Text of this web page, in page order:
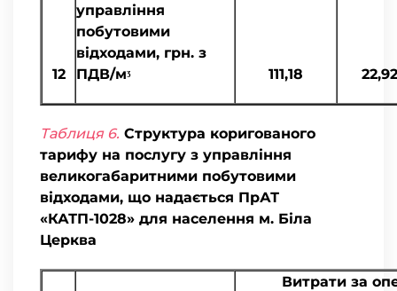
12
управління
побутовими
відходами, грн. з
ПДВ/мᶾ
111,18 22,92
Таблиця 6. Структура коригованого
тарифу на послугу з управління
великогабаритними побутовими
відходами, що надається ПрАТ
«КАТП-1028» для населення м. Біла
Церква
Витрати за